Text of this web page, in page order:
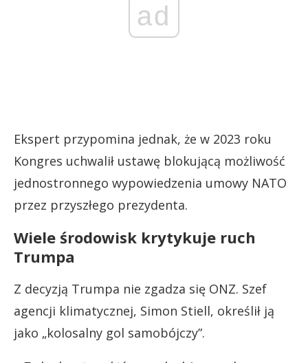
ad
Ekspert przypomina jednak, że w 2023 roku
Kongres uchwalił ustawę blokującą możliwość
jednostronnego wypowiedzenia umowy NATO
przez przyszłego prezydenta.
Wiele środowisk krytykuje ruch
Trumpa
Z decyzją Trumpa nie zgadza się ONZ. Szef
agencji klimatycznej, Simon Stiell, określił ją
jako „kolosalny gol samobójczy”.